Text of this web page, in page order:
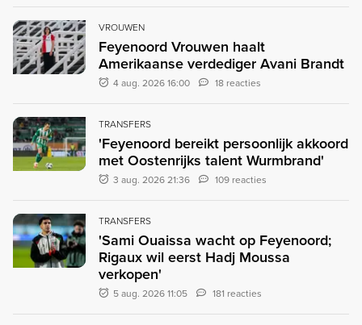
VROUWEN
Feyenoord Vrouwen haalt
Amerikaanse verdediger Avani Brandt
4 aug. 2026 16:00 18 reacties
TRANSFERS
'Feyenoord bereikt persoonlijk akkoord
met Oostenrijks talent Wurmbrand'
3 aug. 2026 21:36 109 reacties
TRANSFERS
'Sami Ouaissa wacht op Feyenoord;
Rigaux wil eerst Hadj Moussa
verkopen'
5 aug. 2026 11:05 181 reacties